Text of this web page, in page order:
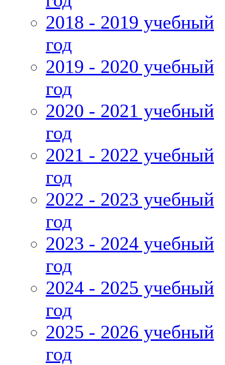
2018 - 2019 учебный
год
2019 - 2020 учебный
год
2020 - 2021 учебный
год
2021 - 2022 учебный
год
2022 - 2023 учебный
год
2023 - 2024 учебный
год
2024 - 2025 учебный
год
2025 - 2026 учебный
год